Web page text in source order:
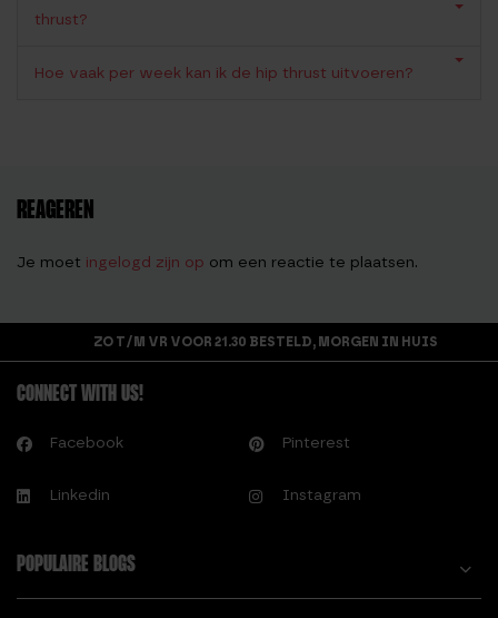
thrust?
Hoe vaak per week kan ik de hip thrust uitvoeren?
REAGEREN
Je moet ingelogd zijn op om een reactie te plaatsen.
ZO T/M VR VOOR 21.30 BESTELD, MORGEN IN HUIS
CONNECT WITH US!
Facebook Pinterest
Linkedin Instagram
POPULAIRE BLOGS